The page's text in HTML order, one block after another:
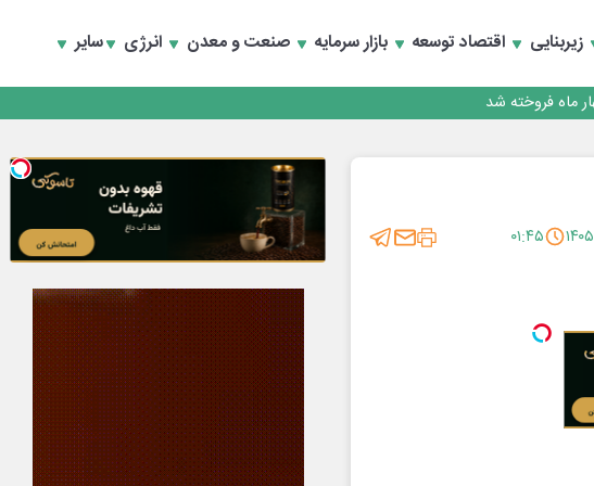
زیربنایی اقتصاد توسعه بازار سرمایه صنعت و معدن انرژی سایر
مالی
ازتولید وخدمات
مالی
ازتولید وخدمات
۰۱:۴۵